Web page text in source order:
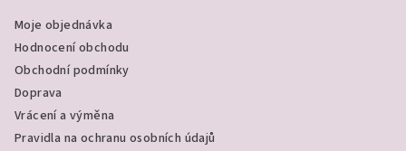
Moje objednávka
Hodnocení obchodu
Obchodní podmínky
Doprava
Vrácení a výměna
Pravidla na ochranu osobních údajů